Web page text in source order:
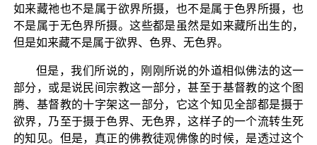
如来藏祂也不是属于欲界所摄，也不是属于色界所摄，也
不是属于无色界所摄。这些都是虽然是如来藏所出生的，
但是如来藏不是属于欲界、色界、无色界。
但是，我们所说的，刚刚所说的外道相似佛法的这一
部分，或是说民间宗教这一部分，甚至于基督教的这个图
腾、基督教的十字架这一部分，它这个知见全部都是摄于
欲界，乃至于摄于色界、无色界，这样子的一个流转生死
的知见。但是，真正的佛教徒观佛像的时候，是透过这个